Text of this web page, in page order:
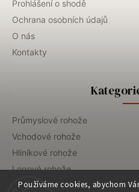
Používáme cookies, abychom
Prohlášení o shodě
Ochrana osobních údajů
O nás
Kontakty
Průmyslové rohože
Vchodové rohože
Hliníkové rohože
Logové rohože
Gastro rohože